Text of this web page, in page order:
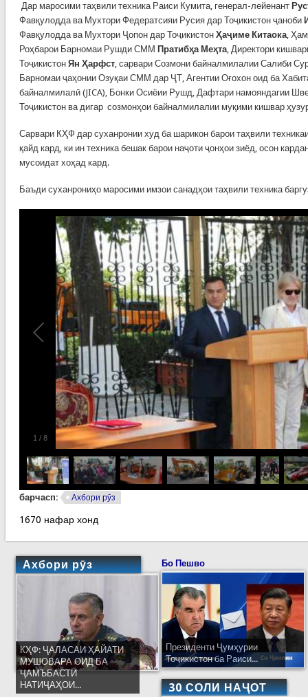
Дар маросими таҳвили техника Раиси Кумита, генерал-лейенант
Фавқулодда ва Мухтори Федератсияи Русия дар Тоҷикистон ҷаноби
Фавқулодда ва Мухтори Ҷопон дар Тоҷикистон Ҳаҷиме Китаока,
Роҳбарои Барномаи Рушди СММ Пратибҳа Меҳта, Директори
Тоҷикистон Ян Ҳарфст, сарвари Созмони байналмилалии Салиби
Барномаи ҷаҳонии Озуқаи СММ дар ҶТ, Агентии Оғохон оид ба
байналмилалӣ (JICA), Бонки Осиёии Рушд, Дафтари намояндагии
Тоҷикистон ва дигар созмонҳои байналмилалии муқими кишвар
Сарвари КҲФ дар суханронии худ ба шарикон барои таҳвили
қайд кард, ки ин техника бешак барои наҷоти ҷонҳои зиёд, осон
мусоидат хоҳад кард.
Баъди суханрониҳо маросими имзои санадҳои таҳвили техника
1 / 8
барчасп: Ахбори рӯз
1670 нафар хонд
Ахбори рӯз
КҲФ: ҶАЛАСАИ ҲАЙАТИ
МУШОВАРА ОИД БА
ҶАМЪБАСТИ
НАТИҶАҲОИ...
Бо Пешво
Президенти Ҷумҳурии
Тоҷикистон ба Раиси...
30 СОЛИ НАҶОТ